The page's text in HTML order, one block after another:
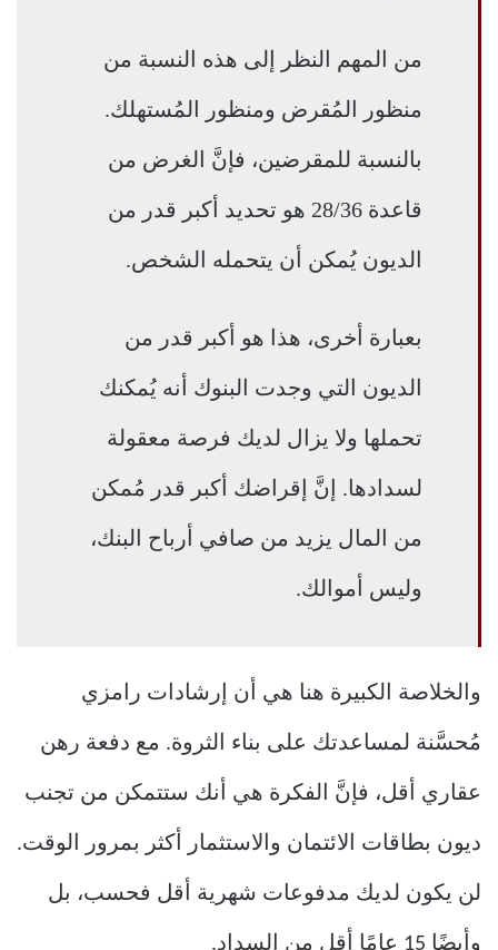
من المهم النظر إلى هذه النسبة من
منظور المُقرض ومنظور المُستهلك.
بالنسبة للمقرضين، فإنَّ الغرض من
قاعدة 28/36 هو تحديد أكبر قدر من
الديون يُمكن أن يتحمله الشخص.
بعبارة أخرى، هذا هو أكبر قدر من
الديون التي وجدت البنوك أنه يُمكنك
تحملها ولا يزال لديك فرصة معقولة
لسدادها. إنَّ إقراضك أكبر قدر مُمكن
من المال يزيد من صافي أرباح البنك،
وليس أموالك.
والخلاصة الكبيرة هنا هي أن إرشادات رامزي
مُحسَّنة لمساعدتك على بناء الثروة. مع دفعة رهن
عقاري أقل، فإنَّ الفكرة هي أنك ستتمكن من تجنب
ديون بطاقات الائتمان والاستثمار أكثر بمرور الوقت.
لن يكون لديك مدفوعات شهرية أقل فحسب، بل
وأيضًا 15 عامًا أقل من السداد.